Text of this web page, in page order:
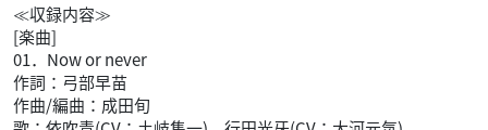
≪収録内容≫
[楽曲]
01．Now or never
作詞：弓部早苗
作曲/編曲：成田旬